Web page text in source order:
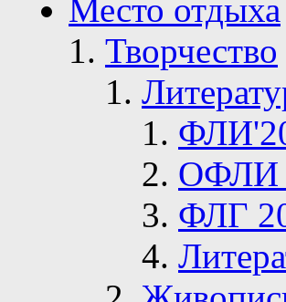
Место отдыха
Творчество
ОФЛИ
ФЛГ